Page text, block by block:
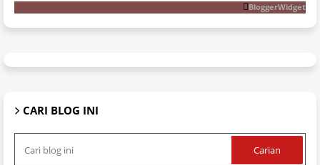
BloggerWidget
CARI BLOG INI